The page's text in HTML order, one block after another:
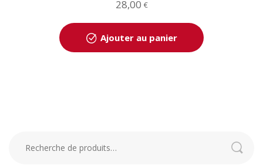
28,00 €
Ajouter au panier
Recherche